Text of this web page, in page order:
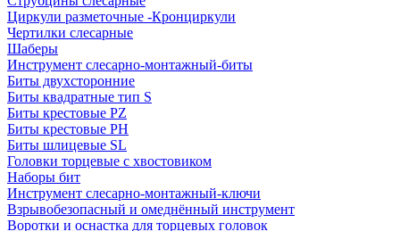
Циркули разметочные -Кронциркули
Чертилки слесарные
Шаберы
Инструмент слесарно-монтажный-биты
Биты двухсторонние
Биты квадратные тип S
Биты крестовые РZ
Биты крестовые РН
Биты шлицевые SL
Головки торцевые с хвостовиком
Наборы бит
Инструмент слесарно-монтажный-ключи
Взрывобезопасный и омеднённый инструмент
Воротки и оснаcтка для торцевых головок